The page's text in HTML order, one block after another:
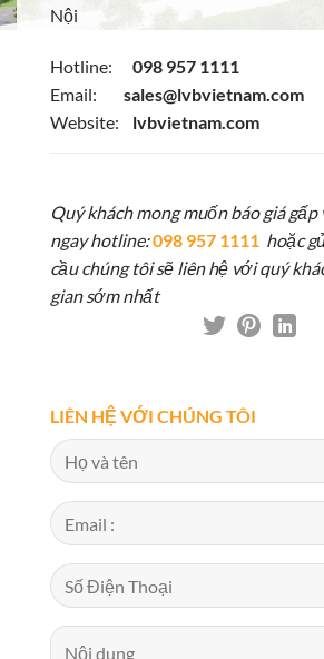
Nội
Hotline:
098 957 1111
Email:
sales@lvbvietnam.com
Website:
lvbvietnam.com
Quý khách mong muốn báo giá
ngay hotline:098 957 1111 hoặc
cầu chúng tôi sẽ liên hệ với quý
gian sớm nhất
LIÊN HỆ VỚI CHÚNG TÔI